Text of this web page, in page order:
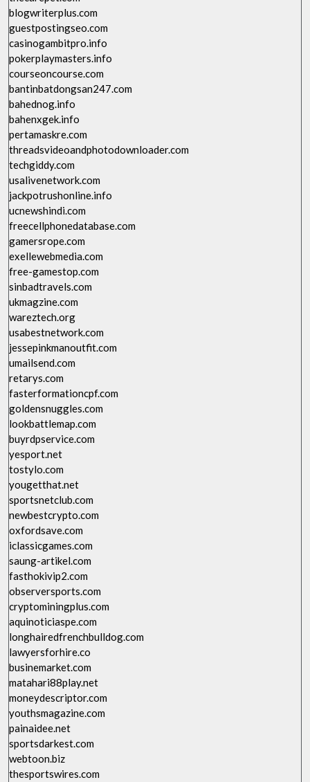
blogwriterplus.com
guestpostingseo.com
casinogambitpro.info
pokerplaymasters.info
courseoncourse.com
bantinbatdongsan247.com
bahednog.info
bahenxgek.info
pertamaskre.com
threadsvideoandphotodownloader.com
techgiddy.com
usalivenetwork.com
jackpotrushonline.info
ucnewshindi.com
freecellphonedatabase.com
gamersrope.com
exellewebmedia.com
free-gamestop.com
sinbadtravels.com
ukmagzine.com
wareztech.org
usabestnetwork.com
jessepinkmanoutfit.com
umailsend.com
retarys.com
fasterformationcpf.com
goldensnuggles.com
lookbattlemap.com
buyrdpservice.com
yesport.net
tostylo.com
yougetthat.net
sportsnetclub.com
newbestcrypto.com
oxfordsave.com
iclassicgames.com
saung-artikel.com
fasthokivip2.com
observersports.com
cryptominingplus.com
aquinoticiaspe.com
longhairedfrenchbulldog.com
lawyersforhire.co
businemarket.com
matahari88play.net
moneydescriptor.com
youthsmagazine.com
painaidee.net
sportsdarkest.com
webtoon.biz
thesportswires.com